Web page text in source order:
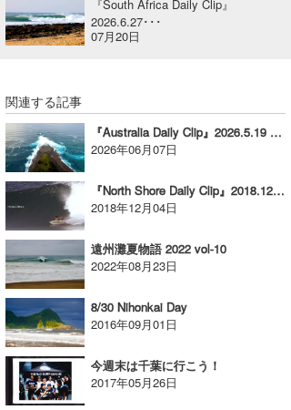
『South Africa Daily Clip』
2026.6.27･･･
07月20日
関連する記事
『Australia Daily Clip』2026.5.19 @ The Peak
2026年06月07日
『North Shore Daily Clip』2018.12.2 @ Rocky
2018年12月04日
遠州灘夏物語 2022 vol-10
2022年08月23日
8/30 Nihonkai Day
2016年09月01日
今週末は千葉に行こう！
2017年05月26日
MIN
OYZ
S.K
Soulman
VAGY
waka☆=
YUKI☆
たっちー
ハンマー
まっきー